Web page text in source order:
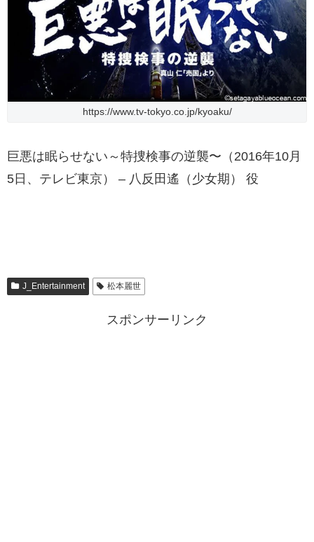
https://www.tv-tokyo.co.jp/kyoaku/
巨悪は眠らせない～特捜検事の逆襲〜（2016年10月
5日、テレビ東京） – 八反田遙（少女期） 役
J_Entertainment 松本麗世
スポンサーリンク